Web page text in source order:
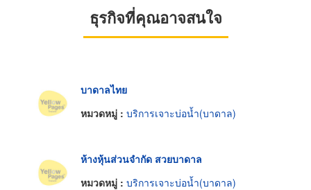
ธุรกิจที่คุณอาจสนใจ
บาดาลไทย
หมวดหมู่ : บริการเจาะบ่อน้ำ(บาดาล)
ห้างหุ้นส่วนจำกัด สวยบาดาล
หมวดหมู่ : บริการเจาะบ่อน้ำ(บาดาล)